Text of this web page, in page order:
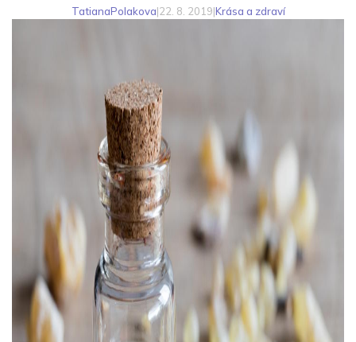
TatianaPolakova|22. 8. 2019|Krása a zdraví